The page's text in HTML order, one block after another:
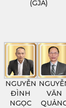
(GJA)
NGUYỄN
ĐÌNH
NGỌC
VĂN